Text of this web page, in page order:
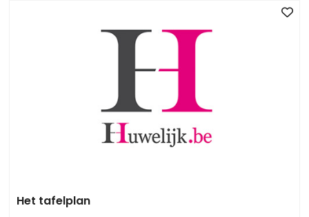
Het tafelplan